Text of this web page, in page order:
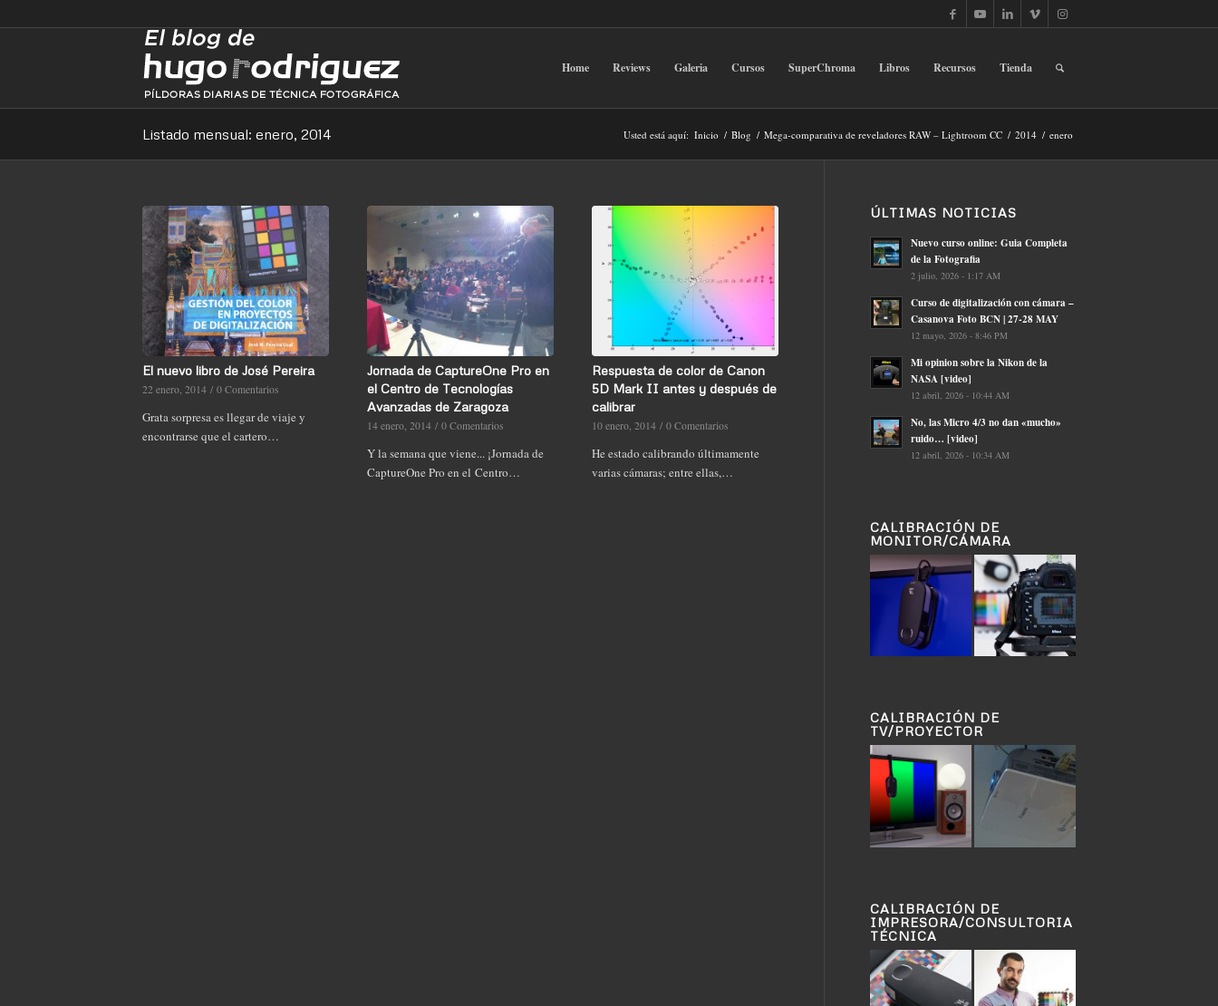
Home Reviews Galeria Cursos SuperChroma Libros Recursos Tienda
Listado mensual: enero, 2014 Usted está aquí: Inicio / Blog / Mega-comparativa de reveladores RAW – Lightroom CC / 2014 / enero
El nuevo libro de José Pereira
22 enero, 2014 / 0 Comentarios
Grata sorpresa es llegar de viaje y
encontrarse que el cartero…
Jornada de CaptureOne Pro en
el Centro de Tecnologías
Avanzadas de Zaragoza
14 enero, 2014 / 0 Comentarios
Y la semana que viene... ¡Jornada de
CaptureOne Pro en el Centro…
Respuesta de color de Canon
5D Mark II antes y después de
calibrar
10 enero, 2014 / 0 Comentarios
He estado calibrando últimamente
varias cámaras; entre ellas,…
ÚLTIMAS NOTICIAS
Nuevo curso online: Guia Completa
de la Fotografia
2 julio, 2026 - 1:17 AM
Curso de digitalización con cámara –
Casanova Foto BCN | 27-28 MAY
12 mayo, 2026 - 8:46 PM
Mi opinion sobre la Nikon de la
NASA [video]
12 abril, 2026 - 10:44 AM
No, las Micro 4/3 no dan «mucho»
ruido… [video]
12 abril, 2026 - 10:34 AM
CALIBRACIÓN DE
MONITOR/CÁMARA
CALIBRACIÓN DE
TV/PROYECTOR
CALIBRACIÓN DE
IMPRESORA/CONSULTORIA
TÉCNICA